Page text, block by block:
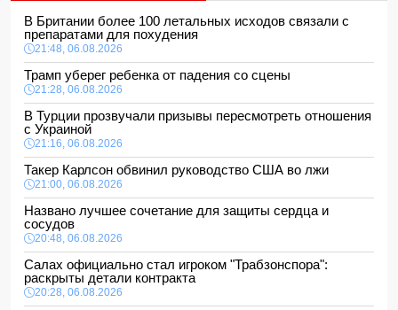
В Британии более 100 летальных исходов связали с
препаратами для похудения
21:48, 06.08.2026
Трамп уберег ребенка от падения со сцены
21:28, 06.08.2026
В Турции прозвучали призывы пересмотреть отношения
с Украиной
21:16, 06.08.2026
Такер Карлсон обвинил руководство США во лжи
21:00, 06.08.2026
Названо лучшее сочетание для защиты сердца и
сосудов
20:48, 06.08.2026
Салах официально стал игроком "Трабзонспора":
раскрыты детали контракта
20:28, 06.08.2026